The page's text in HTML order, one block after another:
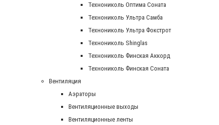
Технониколь Оптима Соната
Технониколь Ультра Самба
Технониколь Ультра Фокстрот
Технониколь Shinglas
Технониколь Финская Аккорд
Технониколь Финская Соната
Вентиляция
Аэраторы
Вентиляционные выходы
Вентиляционные ленты